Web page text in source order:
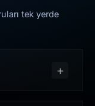
tek yerde